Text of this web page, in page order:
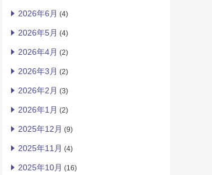
2026年6月 (4)
2026年5月 (4)
2026年4月 (2)
2026年3月 (2)
2026年2月 (3)
2026年1月 (2)
2025年12月 (9)
2025年11月 (4)
2025年10月 (16)